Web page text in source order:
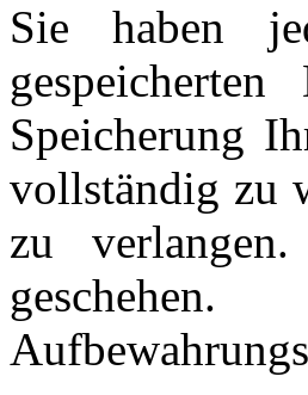
Sie haben
Speicherung
vollständig zu
zu